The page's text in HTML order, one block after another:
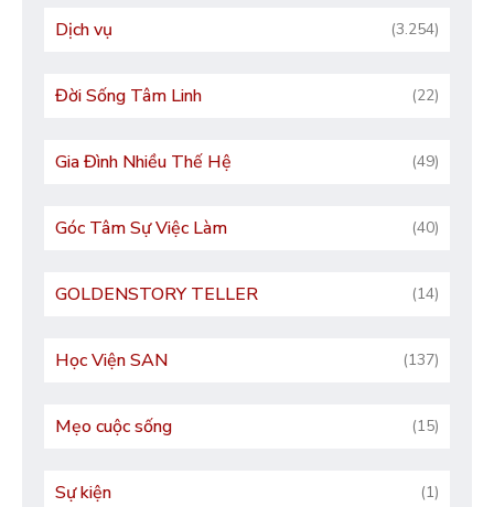
Dịch vụ (3.254)
Đời Sống Tâm Linh (22)
Gia Đình Nhiều Thế Hệ (49)
Góc Tâm Sự Việc Làm (40)
GOLDENSTORY TELLER (14)
Học Viện SAN (137)
Mẹo cuộc sống (15)
Sự kiện (1)